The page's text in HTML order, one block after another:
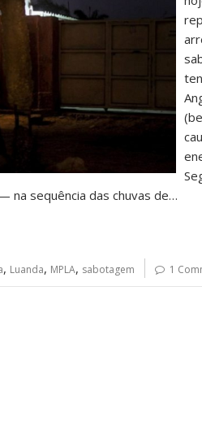
na sequência das chuvas de…
, Luanda, MPLA, sabotagem 1